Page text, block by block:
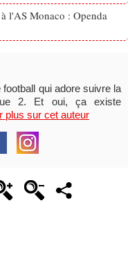
l'AS Monaco : Openda
qui adore suivre la
2. Et oui, ça existe
plus sur cet auteur